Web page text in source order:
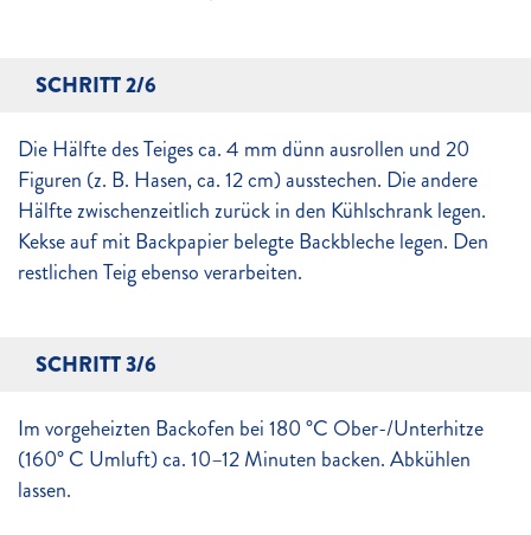
SCHRITT 2/6
Die Hälfte des Teiges ca. 4 mm dünn ausrollen und 20
Figuren (z. B. Hasen, ca. 12 cm) ausstechen. Die andere
Hälfte zwischenzeitlich zurück in den Kühlschrank legen.
Kekse auf mit Backpapier belegte Backbleche legen. Den
restlichen Teig ebenso verarbeiten.
SCHRITT 3/6
Im vorgeheizten Backofen bei 180 °C Ober-/Unterhitze
(160° C Umluft) ca. 10–12 Minuten backen. Abkühlen
lassen.